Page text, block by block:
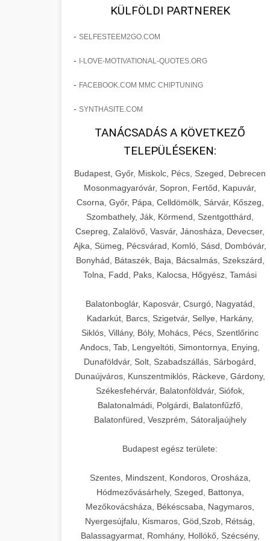
sebészeti praxisban.
páciensszám növekedés
os Növekedést
Lépésről lépésre marketing tervrajz,
eredményezett. Ismerje meg a
szonyegtisztito.net
marketing stratégiai tervrajz
os Növekedésének
Története
Teljes dokumentáció egy klinika
átalakulási útjáról, bemutatva az utat a
küzdő praxistól a virágzó vállalkozásig
150%-os növekedéssel.
szonyegtakaritas.org
klinika átalakulási történet
🎪 18. Szemhéjplasztika
Iránti Érdeklődés 150%-
Technikák és módszerek a páciensek
érdeklődésének és elkötelezettségének
drámai növeléséhez. Egy 150%-os
fellendülési esettanulmány gyakorlati
betekintésekkel.
weboldal-keszites.co
elkötelezettség erősítési módszerek
🎮 19. AI Google Ads és
Meta Kampány Kezelés +
Fejlett AI-alapú Google Ads és Meta
hirdetési kampánykezelés.
Optimalizálja hirdetési költségvetését
aikampany.hu
AI hirdetési automatizálás
🍞 20. Ipari Dagasztógép +
Professzionális ipari dagasztógépek és
tésztakeverő gépek pékségek és
kereskedelmi konyhák számára.
Masszív konstrukció megbízható
teljesítményhez.
chef-iparikonyhagepek.hu
kereskedelmi tésztakeverő
🔪 21. Ipari Szeletelőgép+
Ipari hús- és sajtszeletelő gépek
professzionális élelmiszer-
előkészítéshez. Precíziós vágás
állítható vastagság beállítással.
chef-iparikonyhagepek.hu
professzionális élelmiszer szeletelő
📦 22. Vákuumozó Gép +
Kereskedelmi vákuumcsomagoló
berendezések élelmiszerek
szavatossági időt és tartsa meg a
chef-iparikonyhagepek.hu
vákuum lezáró berendezés
🎁 23. Vákuumfóliázó
+
professzionális élelmiszer-csomagolási
műveletekhez. Hatékony lezárási és
tartósítási megoldások.
chef-iparikonyhagepek.hu
🔥 24. Ipari Sütő és
Gőzpároló
+
Kereskedelmi légkeveréses sütők és
KÜLFÖLDI PARTNEREK
- SELFESTEEM2GO.COM
- I-LOVE-MOTIVATIONAL-QUOTES.ORG
- FACEBOOK.COM MMC CHIPTUNING
- SYNTHASITE.COM
TANÁCSADÁS A KÖVETKEZŐ
TELEPÜLÉSEKEN:
Budapest, Győr, Miskolc, Pécs, Szeged, Debrecen
Mosonmagyaróvár, Sopron, Fertőd, Kapuvár,
Csorna, Győr, Pápa, Celldömölk, Sárvár, Kőszeg,
Szombathely, Ják, Körmend, Szentgotthárd,
Csepreg, Zalalövő, Vasvár, Jánosháza, Devecser,
Ajka, Sümeg, Pécsvárad, Komló, Sásd, Dombóvár,
Bonyhád, Bátaszék, Baja, Bácsalmás, Szekszárd,
Tolna, Fadd, Paks, Kalocsa, Hőgyész, Tamási
Balatonboglár, Kaposvár, Csurgó, Nagyatád,
Kadarkút, Barcs, Szigetvár, Sellye, Harkány,
Siklós, Villány, Bóly, Mohács, Pécs, Szentlőrinc
Andocs, Tab, Lengyeltóti, Simontornya, Enying,
Dunaföldvár, Solt, Szabadszállás, Sárbogárd,
Dunaújváros, Kunszentmiklós, Ráckeve, Gárdony,
Székesfehérvár, Balatonföldvár, Siófok,
Balatonalmádi, Polgárdi, Balatonfűzfő,
Balatonfüred, Veszprém, Sátoraljaújhely
Budapest egész területe:
Szentes, Mindszent, Kondoros, Orosháza,
Hódmezővásárhely, Szeged, Battonya,
Mezőkovácsháza, Békéscsaba, Nagymaros,
Nyergesújfalu, Kismaros, Göd,Szob, Rétság,
Balassagyarmat, Romhány, Hollókő, Szécsény,